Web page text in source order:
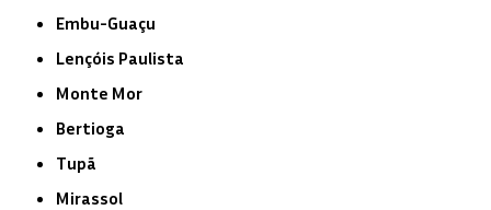
Embu-Guaçu
Lençóis Paulista
Monte Mor
Bertioga
Tupã
Mirassol